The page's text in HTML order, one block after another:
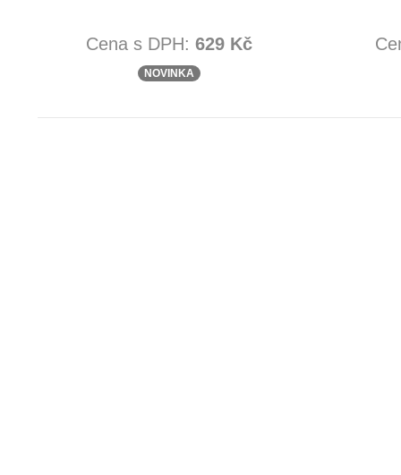
Cena s DPH: 629 Kč
NOVINKA